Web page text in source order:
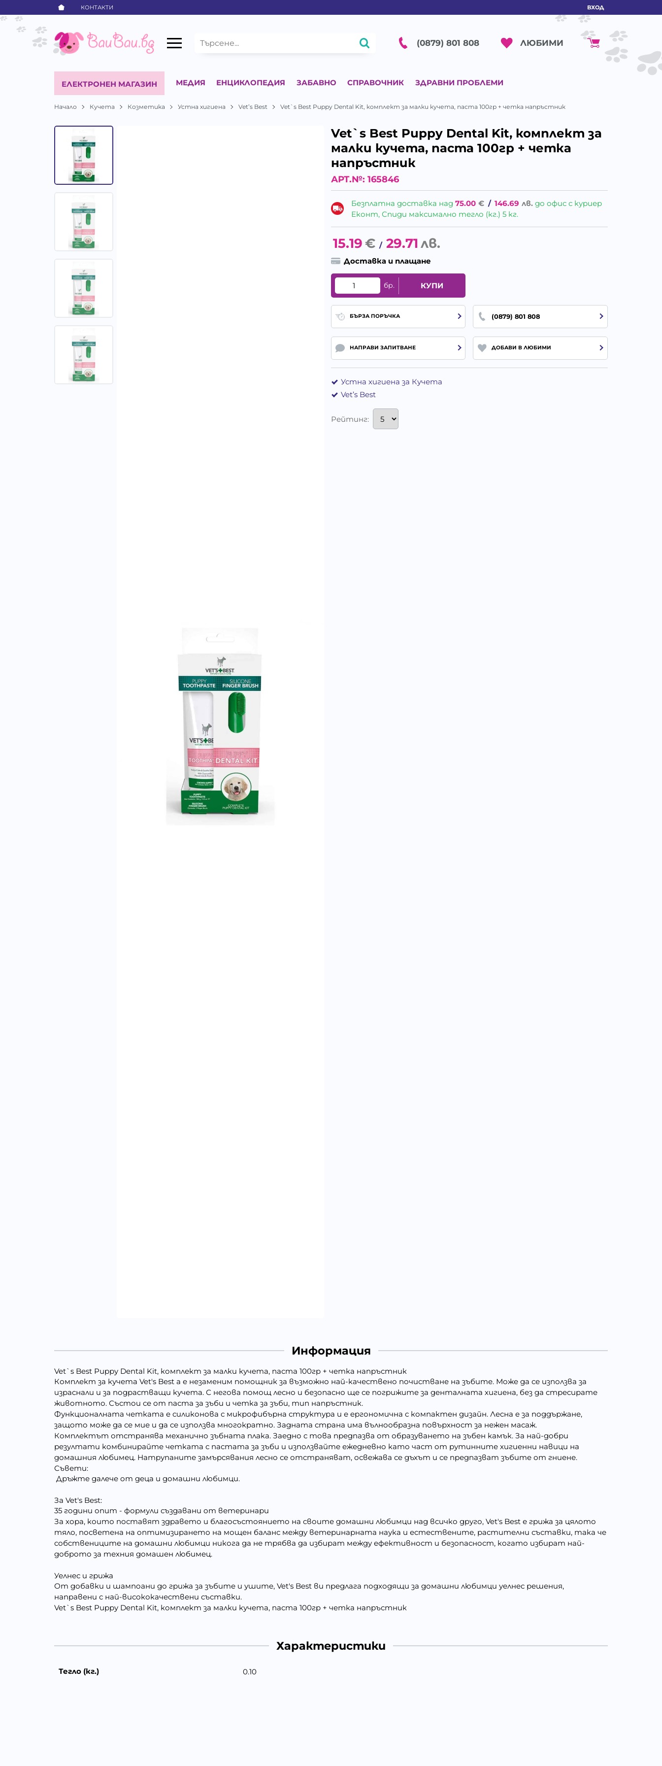
КОНТАКТИ ВХОД
(0879) 801 808 ЛЮБИМИ
ЕЛЕКТРОНЕН МАГАЗИН МЕДИЯ ЕНЦИКЛОПЕДИЯ ЗАБАВНО СПРАВОЧНИК ЗДРАВНИ ПРОБЛЕМИ
Начало Кучета Козметика Устна хигиена Vet’s Best Vet`s Best Puppy Dental Kit, комплект за малки кучета, паста 100гр + четка напръстник
Vet`s Best Puppy Dental Kit, комплект за
малки кучета, паста 100гр + четка
напръстник
АРТ.№: 165846
Безплатна доставка над75.00 € / 146.69 лв. до офис с куриер
Еконт, Спиди максимално тегло (кг.) 5 кг.
15.19€ / 29.71лв.
Доставка и плащане
бр. КУПИ
БЪРЗА ПОРЪЧКА (0879) 801 808
НАПРАВИ ЗАПИТВАНЕ ДОБАВИ В ЛЮБИМИ
Устна хигиена за Кучета
Vet’s Best
Рейтинг:
Информация
Vet`s Best Puppy Dental Kit, комплект за малки кучета, паста 100гр + четка напръстник
Комплект за кучета Vet's Best а е незаменим помощник за възможно най-качествено почистване на зъбите. Може да се използва за
израснали и за подрастващи кучета. С негова помощ лесно и безопасно ще се погрижите за денталната хигиена, без да стресирате
животното. Състои се от паста за зъби и четка за зъби, тип напръстник.
Функционалната четката е силиконова с микрофибърна структура и е ергономична с компактен дизайн. Лесна е за поддържане,
защото може да се мие и да се използва многократно. Задната страна има вълнообразна повърхност за нежен масаж.
Комплектът отстранява механично зъбната плака. Заедно с това предпазва от образуването на зъбен камък. За най-добри
резултати комбинирайте четката с пастата за зъби и използвайте ежедневно като част от рутинните хигиенни навици на
домашния любимец. Натрупаните замърсявания лесно се отстраняват, освежава се дъхът и се предпазват зъбите от гниене.
Съвети:
Дръжте далече от деца и домашни любимци.
За Vet's Best:
35 години опит - формули създавани от ветеринари
За хора, които поставят здравето и благосъстоянието на своите домашни любимци над всичко друго, Vet's Best е грижа за цялото
тяло, посветена на оптимизирането на мощен баланс между ветеринарната наука и естествените, растителни съставки, така че
собствениците на домашни любимци никога да не трябва да избират между ефективност и безопасност, когато избират най-
доброто за техния домашен любимец.
Уелнес и грижа
От добавки и шампоани до грижа за зъбите и ушите, Vet's Best ви предлага подходящи за домашни любимци уелнес решения,
направени с най-висококачествени съставки.
Vet`s Best Puppy Dental Kit, комплект за малки кучета, паста 100гр + четка напръстник
Характеристики
Тегло (кг.) 0.10